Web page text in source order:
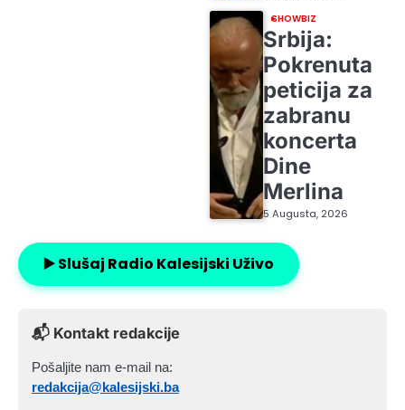
SHOWBIZ
Srbija:
Pokrenuta
peticija za
zabranu
koncerta
Dine
Merlina
5 Augusta, 2026
▶️ Slušaj Radio Kalesijski Uživo
📬 Kontakt redakcije
Pošaljite nam e-mail na:
redakcija@kalesijski.ba